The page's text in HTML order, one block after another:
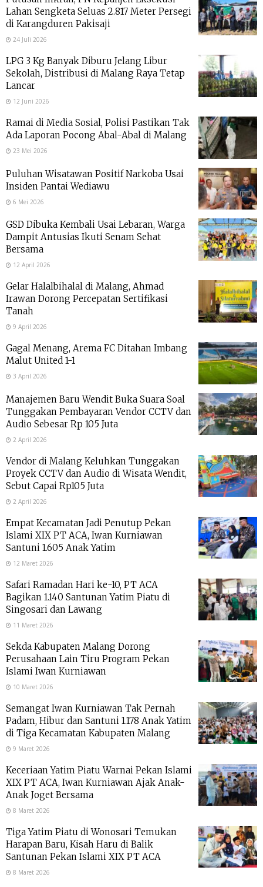
Lahan Sengketa Seluas 2.817 Meter Persegi
di Karangduren Pakisaji
24 Juli 2026
LPG 3 Kg Banyak Diburu Jelang Libur
Sekolah, Distribusi di Malang Raya Tetap
Lancar
12 Juni 2026
Ramai di Media Sosial, Polisi Pastikan Tak
Ada Laporan Pocong Abal-Abal di Malang
23 Mei 2026
Puluhan Wisatawan Positif Narkoba Usai
Insiden Pantai Wediawu
6 Mei 2026
GSD Dibuka Kembali Usai Lebaran, Warga
Dampit Antusias Ikuti Senam Sehat
Bersama
12 April 2026
Gelar Halalbihalal di Malang, Ahmad
Irawan Dorong Percepatan Sertifikasi
Tanah
9 April 2026
Gagal Menang, Arema FC Ditahan Imbang
Malut United 1-1
3 April 2026
Manajemen Baru Wendit Buka Suara Soal
Tunggakan Pembayaran Vendor CCTV dan
Audio Sebesar Rp 105 Juta
2 April 2026
Vendor di Malang Keluhkan Tunggakan
Proyek CCTV dan Audio di Wisata Wendit,
Sebut Capai Rp105 Juta
2 April 2026
Empat Kecamatan Jadi Penutup Pekan
Islami XIX PT ACA, Iwan Kurniawan
Santuni 1.605 Anak Yatim
12 Maret 2026
Safari Ramadan Hari ke-10, PT ACA
Bagikan 1.140 Santunan Yatim Piatu di
Singosari dan Lawang
11 Maret 2026
Sekda Kabupaten Malang Dorong
Perusahaan Lain Tiru Program Pekan
Islami Iwan Kurniawan
10 Maret 2026
Semangat Iwan Kurniawan Tak Pernah
Padam, Hibur dan Santuni 1.178 Anak Yatim
di Tiga Kecamatan Kabupaten Malang
9 Maret 2026
Keceriaan Yatim Piatu Warnai Pekan Islami
XIX PT ACA, Iwan Kurniawan Ajak Anak-
Anak Joget Bersama
8 Maret 2026
Tiga Yatim Piatu di Wonosari Temukan
Harapan Baru, Kisah Haru di Balik
Santunan Pekan Islami XIX PT ACA
8 Maret 2026